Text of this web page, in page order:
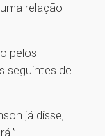
relação
pelos
seguintes de
já disse,